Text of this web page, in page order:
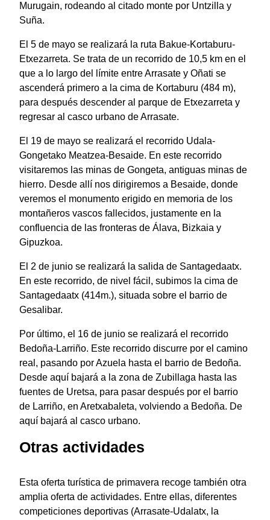
Murugain, rodeando al citado monte por Untzilla y
Suña.
El 5 de mayo se realizará la ruta Bakue-Kortaburu-
Etxezarreta. Se trata de un recorrido de 10,5 km en el
que a lo largo del límite entre Arrasate y Oñati se
ascenderá primero a la cima de Kortaburu (484 m),
para después descender al parque de Etxezarreta y
regresar al casco urbano de Arrasate.
El 19 de mayo se realizará el recorrido Udala-
Gongetako Meatzea-Besaide. En este recorrido
visitaremos las minas de Gongeta, antiguas minas de
hierro. Desde allí nos dirigiremos a Besaide, donde
veremos el monumento erigido en memoria de los
montañeros vascos fallecidos, justamente en la
confluencia de las fronteras de Álava, Bizkaia y
Gipuzkoa.
El 2 de junio se realizará la salida de Santagedaatx.
En este recorrido, de nivel fácil, subimos la cima de
Santagedaatx (414m.), situada sobre el barrio de
Gesalibar.
Por último, el 16 de junio se realizará el recorrido
Bedoña-Larriño. Este recorrido discurre por el camino
real, pasando por Azuela hasta el barrio de Bedoña.
Desde aquí bajará a la zona de Zubillaga hasta las
fuentes de Uretsa, para pasar después por el barrio
de Larriño, en Aretxabaleta, volviendo a Bedoña. De
aquí bajará al casco urbano.
Otras actividades
Esta oferta turística de primavera recoge también otra
amplia oferta de actividades. Entre ellas, diferentes
competiciones deportivas (Arrasate-Udalatx, la